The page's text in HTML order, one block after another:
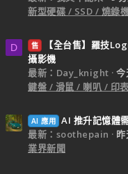
新型硬碟 / SSD / 燒錄
D 售
【全台售】羅技
攝影機
最新：Day_knight
今
鍵盤 / 滑鼠 / 喇叭 / 印
AI 應用 AI 推升記憶體
最新：soothepain
業界新聞